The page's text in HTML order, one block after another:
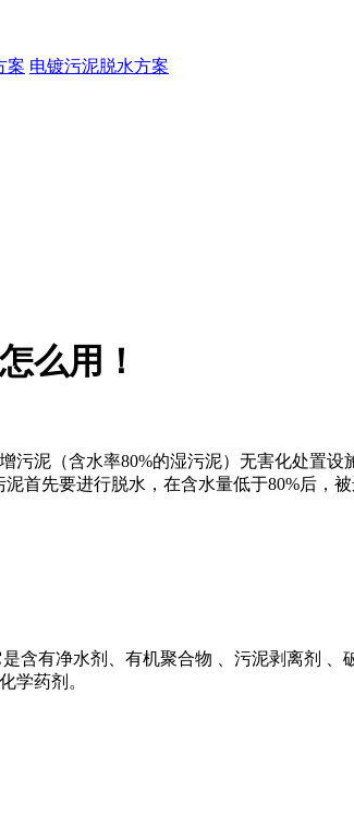
案 电镀污泥脱水方案
么用！
泥（含水率80%的湿污泥）无害化处置设
首先要进行脱水，在含水量低于80%后，
是含有净水剂、有机聚合物 、污泥剥离剂
学药剂。